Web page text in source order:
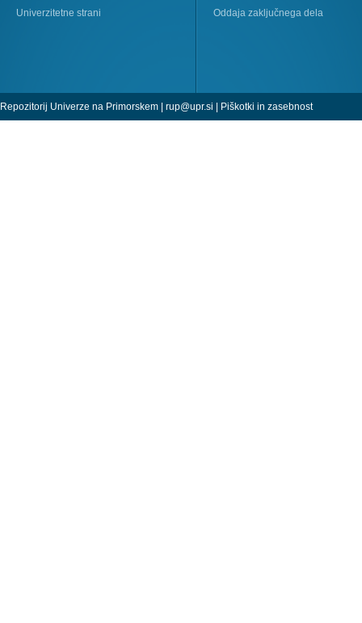
Univerzitetne strani
Oddaja zaključnega dela
Repozitorij Univerze na Primorskem | rup@upr.si | Piškotki in zasebnost